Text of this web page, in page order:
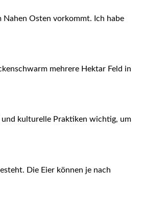
⁤Nahen Osten ⁤vorkommt. Ich habe
mehrere Hektar Feld in
und kulturelle Praktiken wichtig, um
Die⁤ Eier können je nach